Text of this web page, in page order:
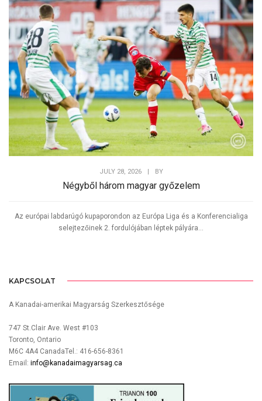
JULY 28, 2026 | BY
Négyből három magyar győzelem
Az európai labdarúgó kupaporondon az Európa Liga és a Konferencialiga
selejtezőinek 2. fordulójában léptek pályára...
KAPCSOLAT
A Kanadai-amerikai Magyarság Szerkesztősége
747 St.Clair Ave. West #103
Toronto, Ontario
M6C 4A4 CanadaTel.: 416-656-8361
Email: info@kanadaimagyarsag.ca